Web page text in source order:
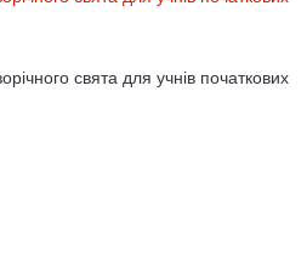
свята для учнів початкових